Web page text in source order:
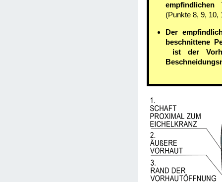
(Punkte 8, 9, 10,
Der
beschnittene
ist der